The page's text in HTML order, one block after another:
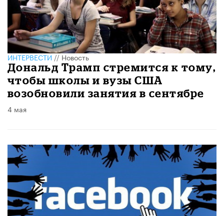
ИНТЕРВЕСТИ//Новость
Дональд Трамп стремится к тому,
чтобы школы и вузы США
возобновили занятия в сентябре
4 мая